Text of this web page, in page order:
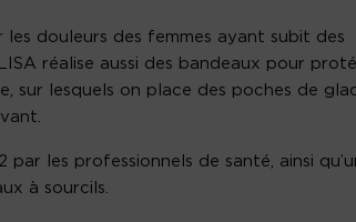
les douleurs des femmes ayant subit des
réalise aussi des bandeaux pour
sur lesquels on place des poches de
les professionnels de santé, ainsi
à sourcils.